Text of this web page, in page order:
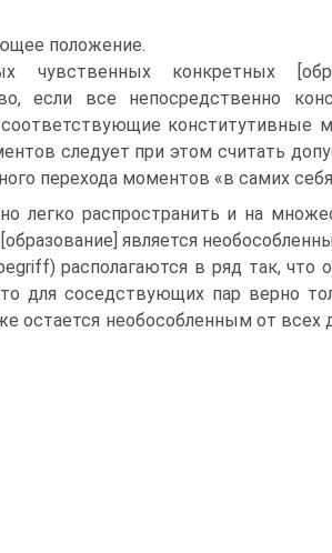
положение.
чувственных конкретных
если все непосредственно
конститутивные
следует при этом считать
перехода моментов «в самих
легко распространить и на
является
располагаются в ряд так,
для соседствующих пар верно
остается необособленным от всех